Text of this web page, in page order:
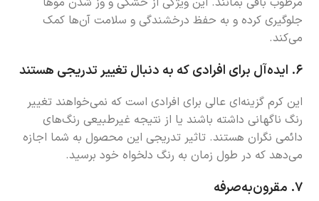
جلوگیری کرده و به حفظ درخشندگی و سلامت آن‌ها کمک
می‌کند.
۶. ایده‌آل برای افرادی که به دنبال تغییر تدریجی هستند
این کرم گزینه‌ای عالی برای افرادی است که نمی‌خواهند تغییر
رنگ ناگهانی داشته باشند یا از نتیجه غیرطبیعی رنگ‌های
دائمی نگران هستند. تاثیر تدریجی این محصول به شما اجازه
می‌دهد که در طول زمان به رنگ دلخواه خود برسید.
۷. مقرون‌به‌صرفه